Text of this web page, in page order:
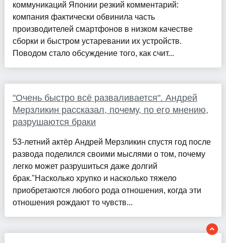
коммуникаций Японии резкий комментарий:
компания фактически обвинила часть
производителей смартфонов в низком качестве
сборки и быстром устаревании их устройств.
Поводом стало обсуждение того, как счит...
"Очень быстро всё разваливается". Андрей
Мерзликин рассказал, почему, по его мнению,
разрушаются браки
53-летний актёр Андрей Мерзликин спустя год после
развода поделился своими мыслями о том, почему
легко может разрушиться даже долгий
брак."Насколько хрупко и насколько тяжело
приобретаются любого рода отношения, когда эти
отношения рождают то чувств...